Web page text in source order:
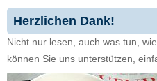
Herzlichen Dank!
Nicht nur lesen, auch was tun,
können Sie uns unterstützen,